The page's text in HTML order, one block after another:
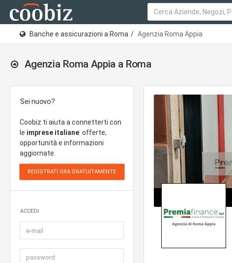
Banche e assicurazioni a Roma Agenzia Roma Appia
Agenzia Roma Appia a Roma
Sei nuovo?
Coobiz ti aiuta a connetterti con
le imprese italiane: offerte,
opportunità e informazioni
aggiornate.
ACCEDI